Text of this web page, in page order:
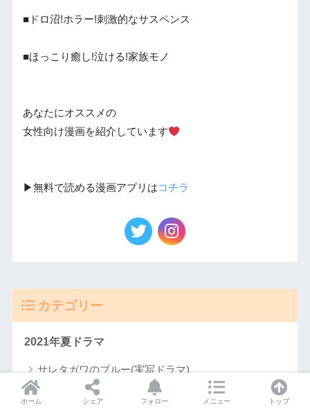
■ドロ沼!ホラー!刺激的なサスペンス
■ほっこり癒し!泣ける!家族モノ
あなたにオススメの
女性向け漫画を紹介しています
▶︎無料で読める漫画アプリはコチラ
カテゴリー
2021年夏ドラマ
サレタガワのブルー(実写ドラマ)
プロミス・シンデレラ(実写ドラマ)
ホーム シェア フォロー メニュー トップ